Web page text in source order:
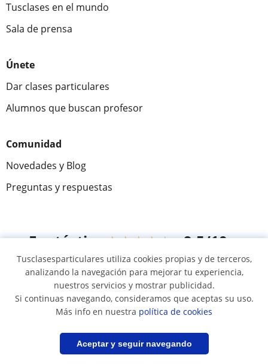
Guardar búsqueda
Tusclases en el mundo
Sala de prensa
Únete
Dar clases particulares
Alumnos que buscan profesor
Comunidad
Novedades y Blog
Preguntas y respuestas
Fantástica★★★★★ 9,5/10
305915 opiniones de alumnos
© 2007 - 2026 Tusclasesparticulares.com.ec
Mapa web:Profesores particulares
Tusclasesparticulares utiliza cookies propias y de terceros,
analizando la navegación para mejorar tu experiencia,
nuestros servicios y mostrar publicidad.
Si continuas navegando, consideramos que aceptas su uso.
Más info en nuestra política de cookies
Aceptar y seguir navegando